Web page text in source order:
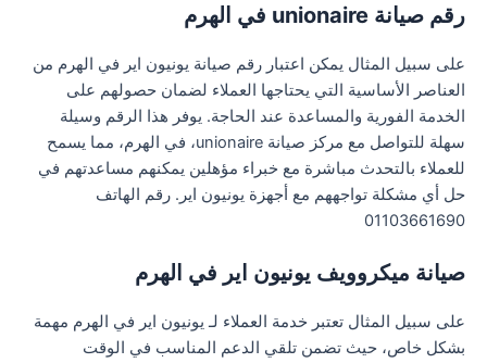
رقم صيانة unionaire في الهرم
على سبيل المثال يمكن اعتبار رقم صيانة يونيون اير في الهرم من
العناصر الأساسية التي يحتاجها العملاء لضمان حصولهم على
الخدمة الفورية والمساعدة عند الحاجة. يوفر هذا الرقم وسيلة
سهلة للتواصل مع مركز صيانة unionaire، في الهرم، مما يسمح
للعملاء بالتحدث مباشرة مع خبراء مؤهلين يمكنهم مساعدتهم في
حل أي مشكلة تواجههم مع أجهزة يونيون اير. رقم الهاتف
01103661690
صيانة ميكروويف يونيون اير في الهرم
على سبيل المثال تعتبر خدمة العملاء لـ يونيون اير في الهرم مهمة
بشكل خاص، حيث تضمن تلقي الدعم المناسب في الوقت